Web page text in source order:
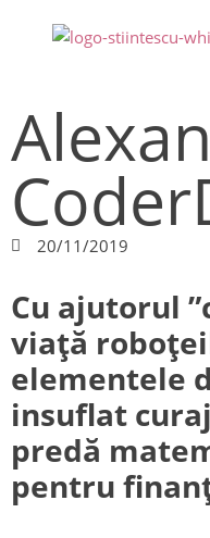
20/11/2019
Cu ajutorul
viață
elementele
insuflat
predă
pentru